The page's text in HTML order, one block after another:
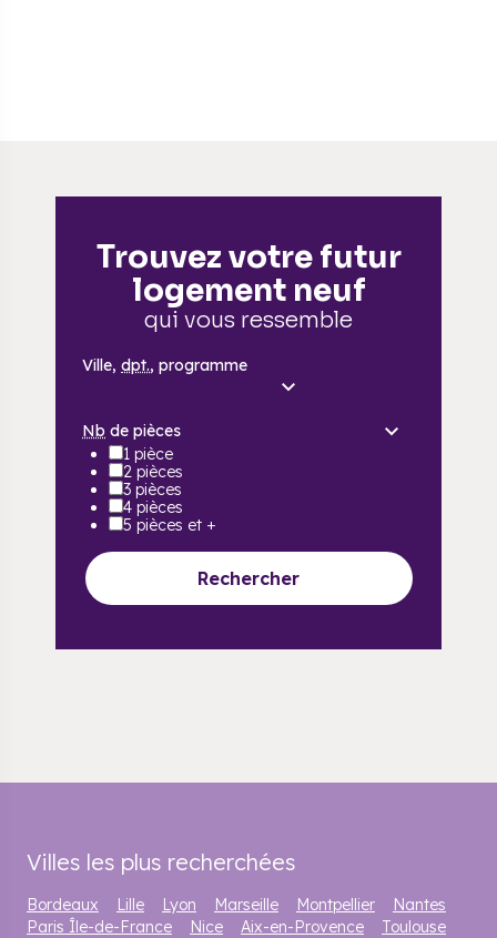
Trouvez votre futur
logement neuf
qui vous ressemble
Ville, dpt., programme
Nb de pièces
1 pièce
2 pièces
3 pièces
4 pièces
5 pièces et +
Rechercher
Villes les plus recherchées
Bordeaux Lille Lyon Marseille Montpellier
Nantes
Paris Île-de-France
Nice Aix-en-Provence Toulouse